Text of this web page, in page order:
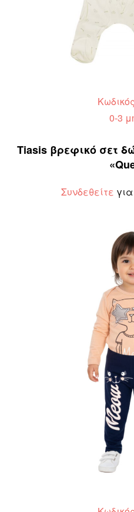
0-3
Tiasis βρεφικό σετ
Συνδεθείτε